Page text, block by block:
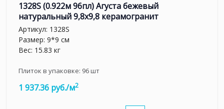
1328S (0.922м 96пл) Агуста бежевый
натуральный 9,8х9,8 керамогранит
Артикул: 1328S
Размер: 9*9 см
Вес: 15.83 кг
Плиток в упаковке: 96шт
1 937.36 руб./м2